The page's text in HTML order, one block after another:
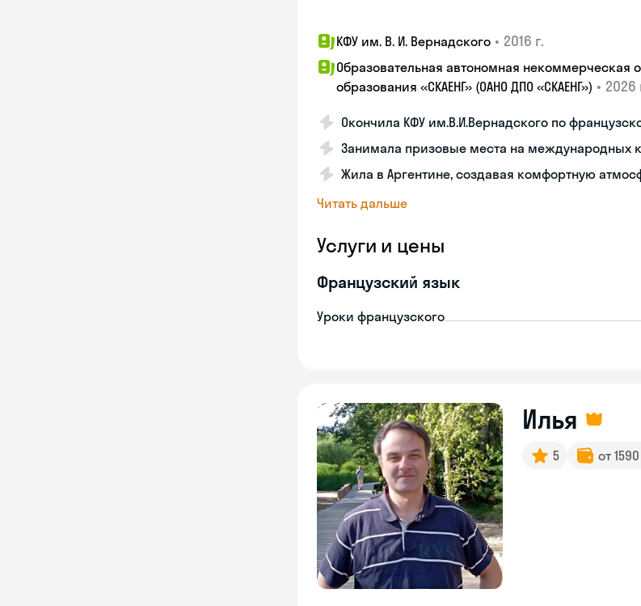
КФУ им. В. И. Вернадского • 2016 г.
Образовательная автономная некоммерческая
образования «СКАЕНГ» (ОАНО ДПО «СКАЕНГ») • 2026
Окончила КФУ им.В.И.Вернадского по
Занимала призовые места на международных
Жила в Аргентине, создавая комфортную
Читать дальше
Услуги и цены
Французский язык
Уроки французского
Илья
5 от